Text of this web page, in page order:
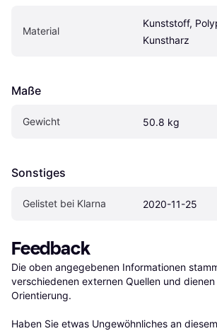
Material
Kunststoff,
Kunstharz
Maße
Gewicht 50.8 kg
Sonstiges
Gelistet bei Klarna 2020-11-25
Feedback
Die oben angegebenen Informationen
verschiedenen externen Quellen und
Orientierung.
Haben Sie etwas Ungewöhnliches an